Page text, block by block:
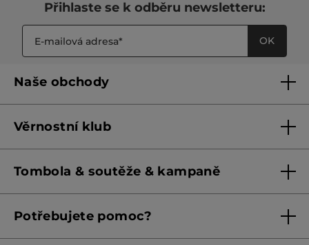
Přihlaste se k odběru newsletteru:
OK
Naše obchody
Franšízing
Věrnostní klub
Pravidla věrnostního klubu od 1. 6. 2026
Tombola & soutěže & kampaně
Podmínky aktuálních nabídek
Potřebujete pomoc?